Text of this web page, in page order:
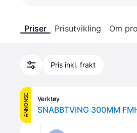
Priser Prisutvikling Om
Pris inkl. frakt
ANNONSE Verktøy
SNABBTVING 300MM